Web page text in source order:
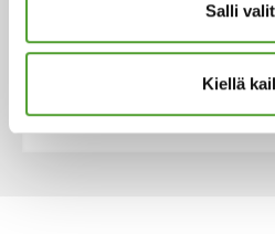
Salli
Kiellä
elastomeerit, hiilivetyhartsit,
palonestoaineet ja